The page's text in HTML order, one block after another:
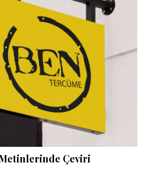
Metinlerinde Çeviri